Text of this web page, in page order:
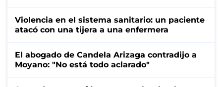
Violencia en el sistema sanitario: un paciente
atacó con una tijera a una enfermera
El abogado de Candela Arizaga contradijo a
Moyano: "No está todo aclarado"